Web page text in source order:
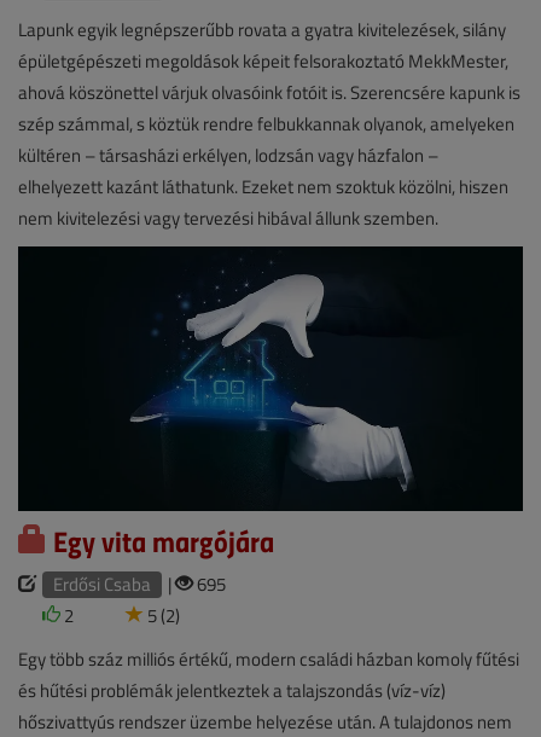
Lapunk egyik legnépszerűbb rovata a gyatra kivitelezések, silány
épületgépészeti megoldások képeit felsorakoztató MekkMester,
ahová köszönettel várjuk olvasóink fotóit is. Szerencsére kapunk is
szép számmal, s köztük rendre felbukkannak olyanok, amelyeken
kültéren – társasházi erkélyen, lodzsán vagy házfalon –
elhelyezett kazánt láthatunk. Ezeket nem szoktuk közölni, hiszen
nem kivitelezési vagy tervezési hibával állunk szemben.
Egy vita margójára
Erdősi Csaba |
695
2
5 (2)
Egy több száz milliós értékű, modern családi házban komoly fűtési
és hűtési problémák jelentkeztek a talajszondás (víz-víz)
hőszivattyús rendszer üzembe helyezése után. A tulajdonos nem